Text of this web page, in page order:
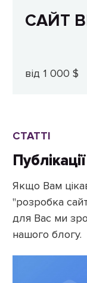
САЙТ
від 1 000 $
СТАТТІ
Якщо Вам
"розробка
для Вас ми
нашого блогу.